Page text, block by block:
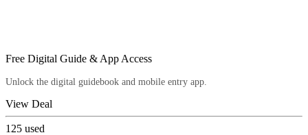
Free Digital Guide & App Access
Unlock the digital guidebook and mobile entry app.
View Deal
125 used